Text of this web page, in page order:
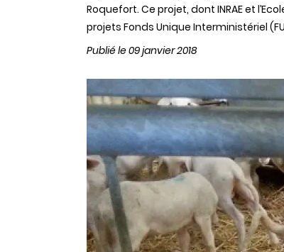
Roquefort. Ce projet, dont INRAE et
projets Fonds Unique Interministériel
Publié le 09 janvier 2018